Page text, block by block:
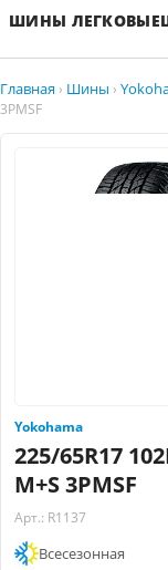
ШИНЫ ЛЕГКОВЫЕ
Главная › Шины ›
3PMSF
Yokohama
225/65R17
M+S 3PMSF
Арт.: R1137
Всесезонная